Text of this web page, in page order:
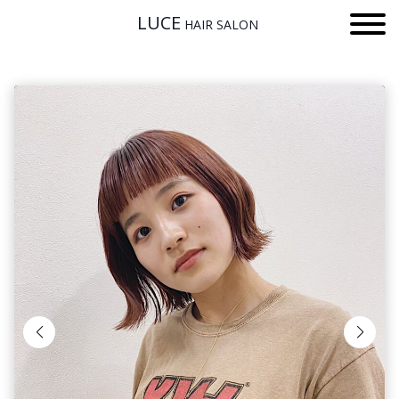
LUCE HAIR SALON